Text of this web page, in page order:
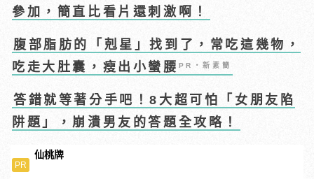
參加，簡直比看片還刺激啊！
腹部脂肪的「剋星」找到了，常吃這幾物，
吃走大肚囊，瘦出小蠻腰 PR・新素簡
答錯就等著分手吧！8大超可怕「女朋友陷
阱題」，崩潰男友的答題全攻略！
PR
仙桃牌